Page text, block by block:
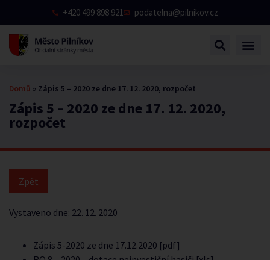
+420 499 898 921 podatelna@pilnikov.cz
Zápis 5 – 2020 ze dne 17. 12. 2020,
rozpočet
Domů » Zápis 5 – 2020 ze dne 17. 12. 2020, rozpočet
Vystaveno dne: 22. 12. 2020
Zápis 5-2020 ze dne 17.12.2020 [pdf]